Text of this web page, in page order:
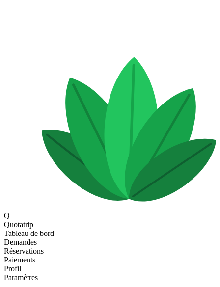
Q
Quotatrip
Tableau de bord
Demandes
Réservations
Paiements
Profil
Paramètres